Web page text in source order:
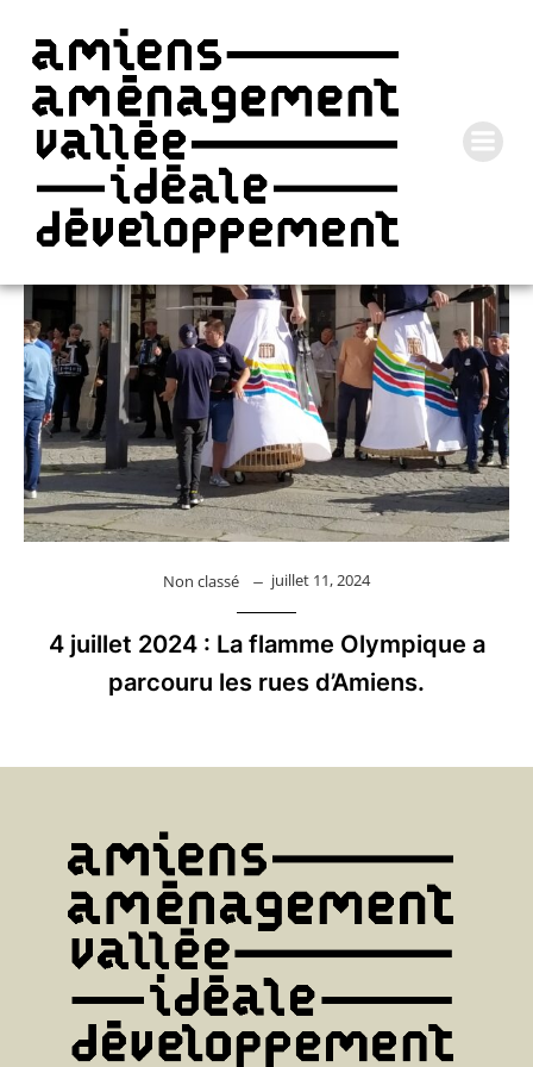
Non classé juillet 11, 2024
4 juillet 2024 : La flamme Olympique a
parcouru les rues d’Amiens.